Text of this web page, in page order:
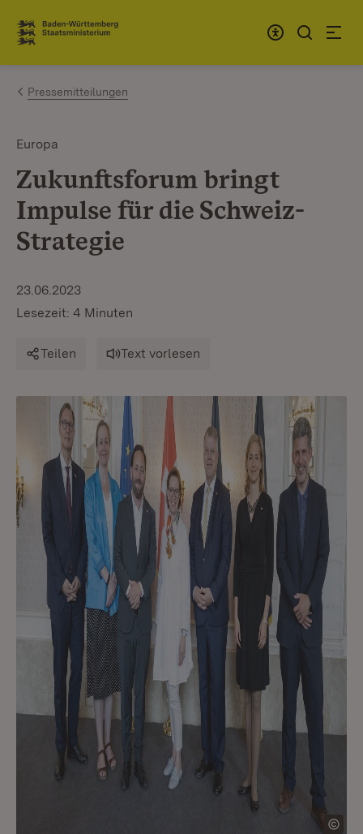
Zum Inhalt springen
Link zur Startseite
Pressemitteilungen
Europa
Zukunftsforum bringt
Impulse für die Schweiz-
Strategie
23.06.2023
Lesezeit: 4 Minuten
Teilen Text vorlesen